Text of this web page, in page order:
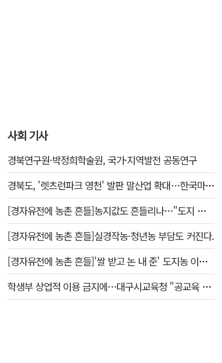
사회 기사
경북연구원·박정희학술원, 국가·지역발전 공동연구
경북도, '렛츠런파크 영천' 발판 말산업 확대…한국마사회 유치도 총력
[경자유전에 농촌 흔들]농지값도 흔들리나…"도지 막히면 헐값 매물 나올 수도"
[경자유전에 농촌 흔들]실경작농·청년농 부담도 커진다.
[경자유전에 농촌 흔들]'쌀 받고 논 내 준' 도지농 이제 어쩌나?
학생부 상업적 이용 금지에…대구시교육청 "공교육 대입 상담 강화"